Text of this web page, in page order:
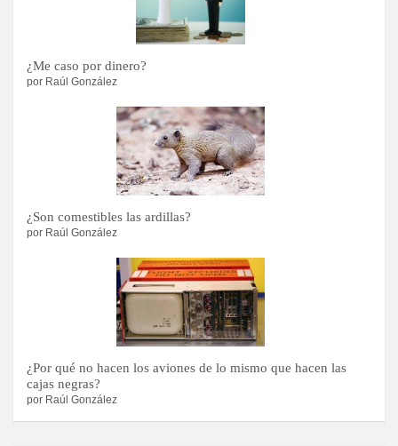
¿Me caso por dinero?
por Raúl González
¿Son comestibles las ardillas?
por Raúl González
¿Por qué no hacen los aviones de lo mismo que hacen las
cajas negras?
por Raúl González